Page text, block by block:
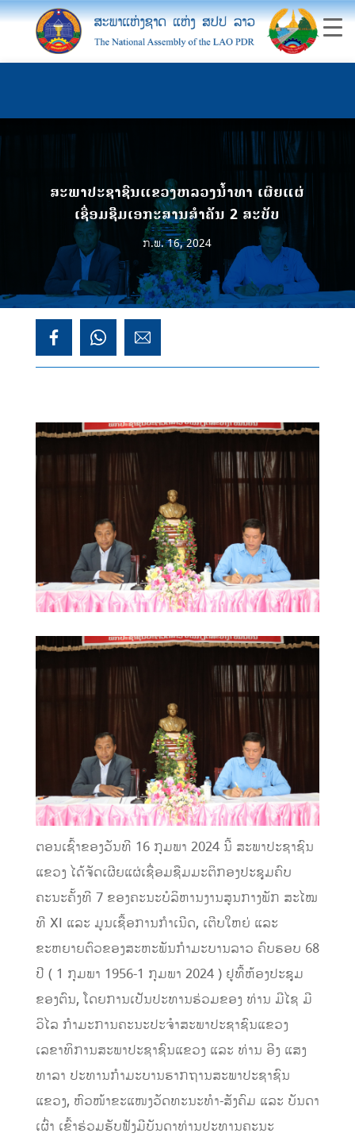
ສະພາປະຊາຊົນແຂວງຫລວງນໍ້າທາ ເຜີຍແຜ່
ເຊື່ອມຊຶືມເອກະສານສຳຄັນ 2 ສະບັບ
ກ.ພ. 16, 2024
ຕອນເຊົ້າຂອງວັນທີ 16 ກຸມພາ 2024 ນີ້ ສະພາປະຊາຊົນ
ແຂວງ ໄດ້ຈັດເຜີຍແຜ່ເຊື່ອມຊືມມະຕິກອງປະຊຸມຄົບ
ຄະນະຄັ້ງທີ 7 ຂອງຄະນະບໍລິຫານງານສູນກາງພັກ ສະໄໝ
ທີ XI ແລະ ມູນເຊື້ອການກຳເນີດ, ເຕີບໃຫຍ່ ແລະ
ຂະຫຍາຍຕົວຂອງສະຫະພັນກຳມະບານລາວ ຄົບຮອບ 68
ປີ ( 1 ກຸມພາ 1956-1 ກຸມພາ 2024 ) ຢູທື້ຫ້ອງປະຊຸມ
ຂອງຕົນ, ໂດຍການເປັນປະທານຮ່ວມຂອງ ທ່ານ ມີໄຊ ມີ
ວິໄລ ກຳມະການຄະນະປະຈຳສະພາປະຊາຊົນແຂວງ
ເລຂາທິການສະພາປະຊາຊົນແຂວງ ແລະ ທ່ານ ອີງ ແສງ
ທາລາ ປະທານກຳມະບານຮາກຖານສະພາປະຊາຊົນ
ແຂວງ, ຫົວໜ້າຂະແໜງວັດທະນະທຳ-ສັງຄົມ ແລະ ບັນດາ
ເຜົ່າ ເຂົ້າຮ່ວມຮັບຟັງມີບັນດາທ່ານປະທານຄະນະ